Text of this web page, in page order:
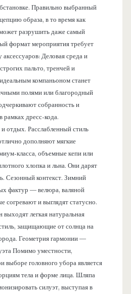
Правильно выбранный
образа, в то время как
разрушить даже самый
формат мероприятия требует
Деловая среда и
пальто, тренчей и
компаньоном станет
полями или благородный
собранность и
рамках дресс-кода.
отдых. Расслабленный стиль
дополняют мягкие
класса, объемные кепи или
хлопка и льна. Они дарят
Сезонный контекст. Зимний
фактур — велюра, валяной
согревают и выглядят статусно.
легкая натуральная
защищающие от солнца на
Геометрия гармонии —
Помимо уместности,
головного убора является
тела и форме лица. Шляпа
силуэт, выступая в